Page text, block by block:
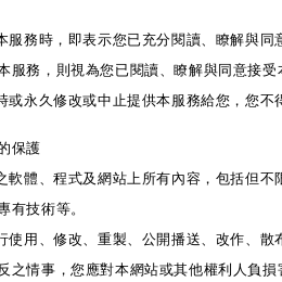
服務時，即表示您已充分閱讀、瞭解與
服務，則視為您已閱讀、瞭解與同意接受
或永久修改或中止提供本服務給您，您不
保護
軟體、程式及網站上所有內容，包括但
有技術等。
使用、修改、重製、公開播送、改作、
之情事，您應對本網站或其他權利人負